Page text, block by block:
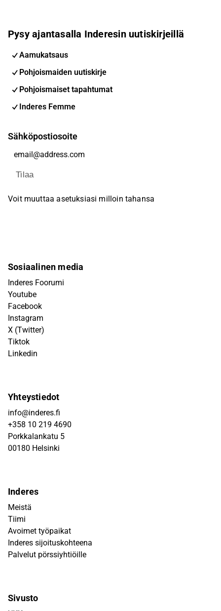
Pysy ajantasalla Inderesin uutiskirjeillä
Aamukatsaus
Pohjoismaiden uutiskirje
Pohjoismaiset tapahtumat
Inderes Femme
Sähköpostiosoite
Tilaa
Voit muuttaa asetuksiasi milloin tahansa
Sosiaalinen media
Inderes Foorumi
Youtube
Facebook
Instagram
X (Twitter)
Tiktok
Linkedin
Yhteystiedot
info@inderes.fi
+358 10 219 4690
Porkkalankatu 5
00180 Helsinki
Inderes
Meistä
Tiimi
Avoimet työpaikat
Inderes sijoituskohteena
Palvelut pörssiyhtiöille
Sivusto